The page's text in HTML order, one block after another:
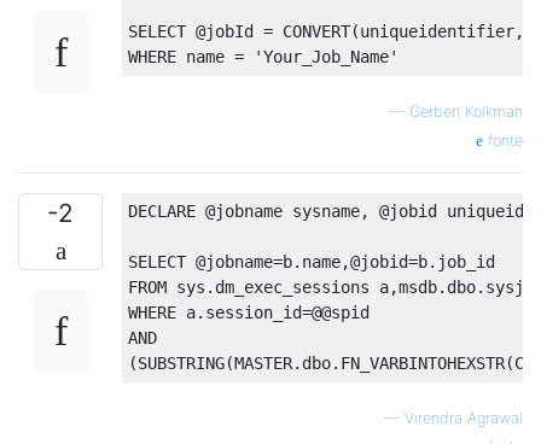
SELECT @jobId = CONVERT(uniqueidentifier,
WHERE name = 'Your_Job_Name'
— Gerben Kolkman
fonte
-2 DECLARE @jobname sysname, @jobid
SELECT @jobname=b. name,@jobid=b. job_id
FROM sys . dm_exec_sessions a,msdb. dbo.
WHERE a. session_id=@@spid
AND
(SUBSTRING(MASTER. dbo. FN_VARBINTOHEXSTR(
— Virendra Agrawal